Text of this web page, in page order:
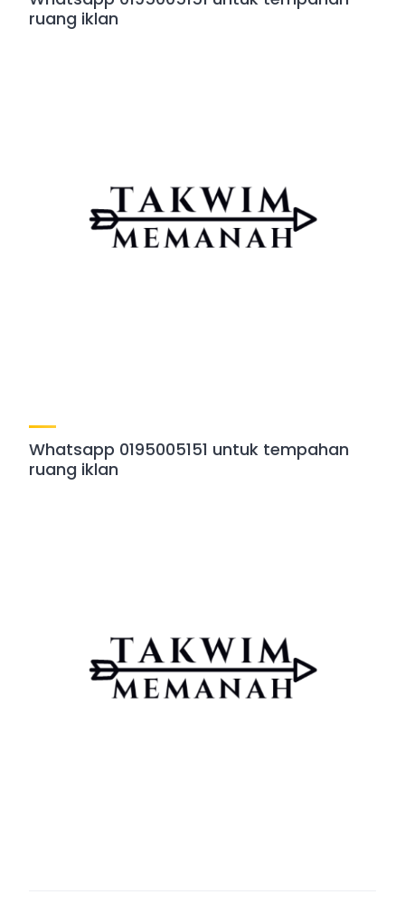
ruang iklan
Whatsapp 0195005151 untuk tempahan
ruang iklan